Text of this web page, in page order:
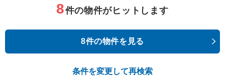
8件の物件がヒットします
8件の物件を見る
条件を変更して再検索